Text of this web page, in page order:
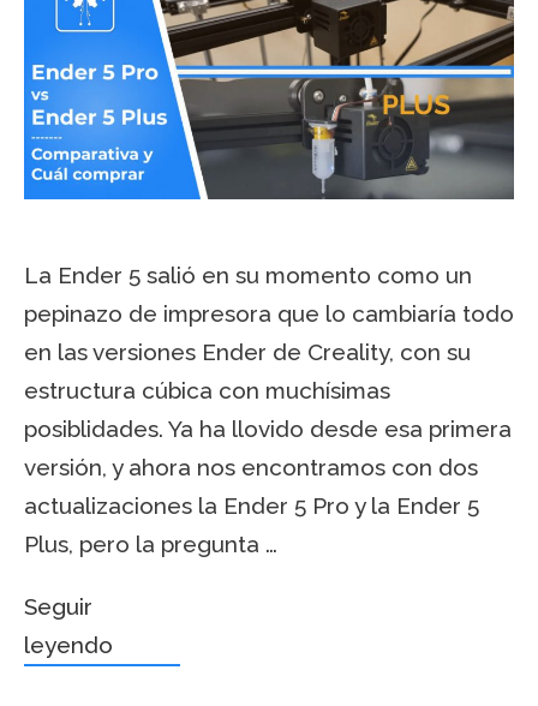
La Ender 5 salió en su momento como un
pepinazo de impresora que lo cambiaría todo
en las versiones Ender de Creality, con su
estructura cúbica con muchísimas
posiblidades. Ya ha llovido desde esa primera
versión, y ahora nos encontramos con dos
actualizaciones la Ender 5 Pro y la Ender 5
Plus, pero la pregunta …
Seguir
leyendo